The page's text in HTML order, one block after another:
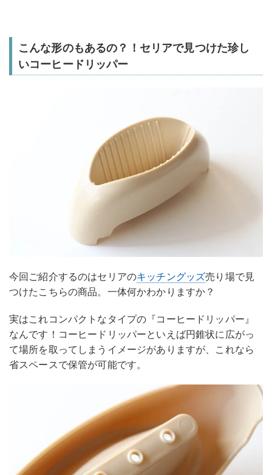
こんな形のもあるの？！セリアで見つけた珍し
いコーヒードリッパー
今回ご紹介するのはセリアのキッチングッズ売り場で見
つけたこちらの商品。一体何かわかりますか？
実はこれコンパクトなタイプの『コーヒードリッパー』
なんです！コーヒードリッパーといえば円錐状に広がっ
て場所を取ってしまうイメージがありますが、これなら
省スペースで保管が可能です。